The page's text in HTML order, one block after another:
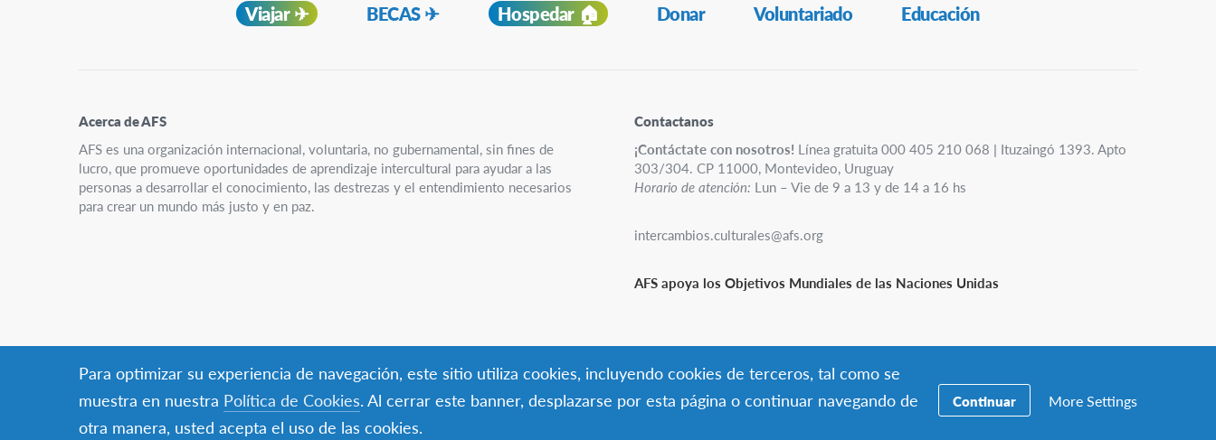
Viajar ✈︎ BECAS ✈︎ Hospedar 🏠 Donar Voluntariado Educación
Contactanos
¡Contáctate con nosotros! Línea gratuita 000 405 210 068 | Ituzaingó 1393. Apto
303/304. CP 11000, Montevideo, Uruguay
Horario de atención: Lun – Vie de 9 a 13 y de 14 a 16 hs
intercambios.culturales@afs.org
AFS apoya los Objetivos Mundiales de las Naciones Unidas
Acerca de AFS
AFS es una organización internacional, voluntaria, no gubernamental, sin fines de
lucro, que promueve oportunidades de aprendizaje intercultural para ayudar a las
personas a desarrollar el conocimiento, las destrezas y el entendimiento necesarios
para crear un mundo más justo y en paz.
© AFSUruguay
Para optimizar su experiencia de navegación, este sitio utiliza cookies, incluyendo cookies de terceros, tal como se
muestra en nuestra Política de Cookies. Al cerrar este banner, desplazarse por esta página o continuar navegando de
otra manera, usted acepta el uso de las cookies.
Continuar More Settings